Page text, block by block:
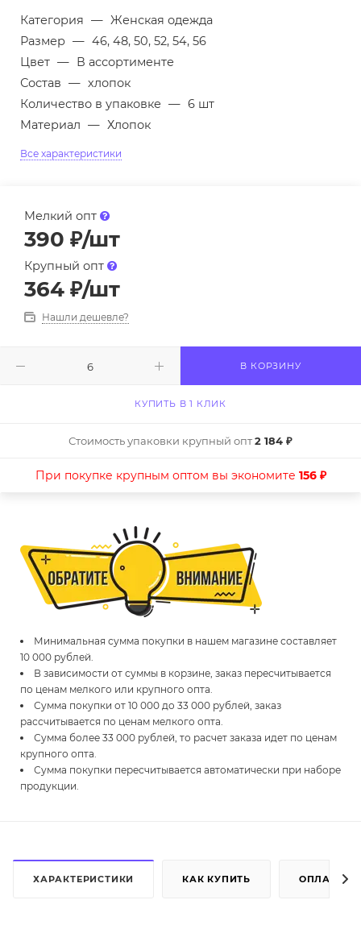
Категория — Женская одежда
Размер — 46, 48, 50, 52, 54, 56
Цвет — В ассортименте
Состав — хлопок
Количество в упаковке — 6 шт
Материал — Хлопок
Все характеристики
Мелкий опт
390 ₽/шт
Крупный опт
364 ₽/шт
Нашли дешевле?
В КОРЗИНУ
КУПИТЬ В 1 КЛИК
Стоимость упаковки крупный опт2 184 ₽
При покупке крупным оптом вы экономите 156 ₽
Минимальная сумма покупки в нашем магазине составляет
10 000 рублей.
В зависимости от суммы в корзине, заказ пересчитывается
по ценам мелкого или крупного опта.
Сумма покупки от 10 000 до 33 000 рублей, заказ
рассчитывается по ценам мелкого опта.
Сумма более 33 000 рублей, то расчет заказа идет по ценам
крупного опта.
Сумма покупки пересчитывается автоматически при наборе
продукции.
ХАРАКТЕРИСТИКИ КАК КУПИТЬ ОПЛАТА